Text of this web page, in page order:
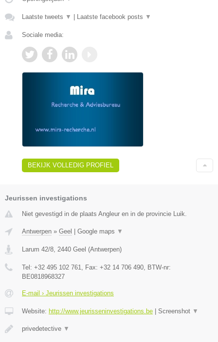
Laatste tweets ▼ Laatste facebook posts ▼
Sociale media:
BEKIJK VOLLEDIG PROFIEL
Jeurissen investigations
Niet gevestigd in de plaats Angleur en in de provincie Luik.
Antwerpen » Geel | Google maps ▼
Larum 42/8 2440 Geel (Antwerpen)
Tel: +32 495 102 761 , Fax: +32 14 706 490 , BTW-nr:
BE0818968327
E-mail › Jeurissen investigations
Website: http://www.jeurisseninvestigations.be | Screenshot ▼
privedetective ▼